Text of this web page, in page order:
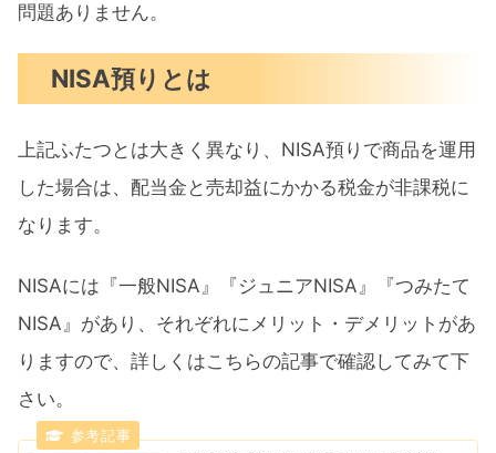
問題ありません。
NISA預りとは
上記ふたつとは大きく異なり、NISA預りで商品を運用
した場合は、配当金と売却益にかかる税金が非課税に
なります。
NISAには『一般NISA』『ジュニアNISA』『つみたて
NISA』があり、それぞれにメリット・デメリットがあ
りますので、詳しくはこちらの記事で確認してみて下
さい。